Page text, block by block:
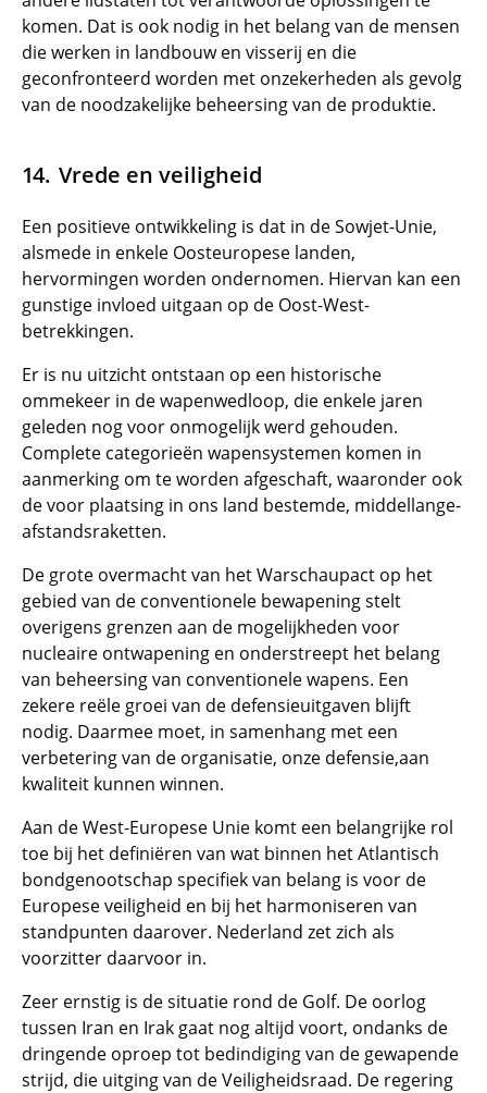
komen. Dat is ook nodig in het belang van de mensen
die werken in landbouw en visserij en die
geconfronteerd worden met onzekerheden als gevolg
van de noodzakelijke beheersing van de produktie.
Vrede en veiligheid
Een positieve ontwikkeling is dat in de Sowjet-Unie,
alsmede in enkele Oosteuropese landen,
hervormingen worden ondernomen. Hiervan kan een
gunstige invloed uitgaan op de Oost-West-
betrekkingen.
Er is nu uitzicht ontstaan op een historische
ommekeer in de wapenwedloop, die enkele jaren
geleden nog voor onmogelijk werd gehouden.
Complete categorieën wapensystemen komen in
aanmerking om te worden afgeschaft, waaronder ook
de voor plaatsing in ons land bestemde, middellange-
afstandsraketten.
De grote overmacht van het Warschaupact op het
gebied van de conventionele bewapening stelt
overigens grenzen aan de mogelijkheden voor
nucleaire ontwapening en onderstreept het belang
van beheersing van conventionele wapens. Een
zekere reële groei van de defensieuitgaven blijft
nodig. Daarmee moet, in samenhang met een
verbetering van de organisatie, onze defensie,aan
kwaliteit kunnen winnen.
Aan de West-Europese Unie komt een belangrijke rol
toe bij het definiëren van wat binnen het Atlantisch
bondgenootschap specifiek van belang is voor de
Europese veiligheid en bij het harmoniseren van
standpunten daarover. Nederland zet zich als
voorzitter daarvoor in.
Zeer ernstig is de situatie rond de Golf. De oorlog
tussen Iran en Irak gaat nog altijd voort, ondanks de
dringende oproep tot bedindiging van de gewapende
strijd, die uitging van de Veiligheidsraad. De regering